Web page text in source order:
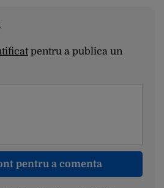
pentru a publica un
pentru a comenta